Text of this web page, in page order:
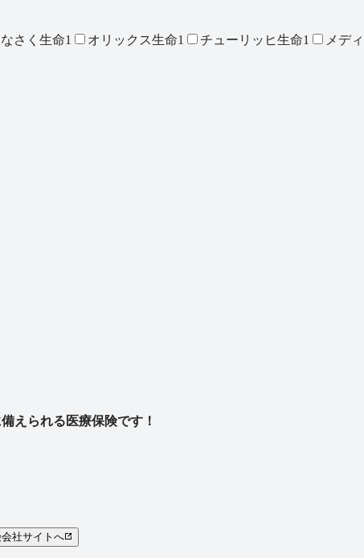
さく生命1 オリックス生命1 チューリッヒ生命1 メデ
えられる医療保険です！
社サイトへ